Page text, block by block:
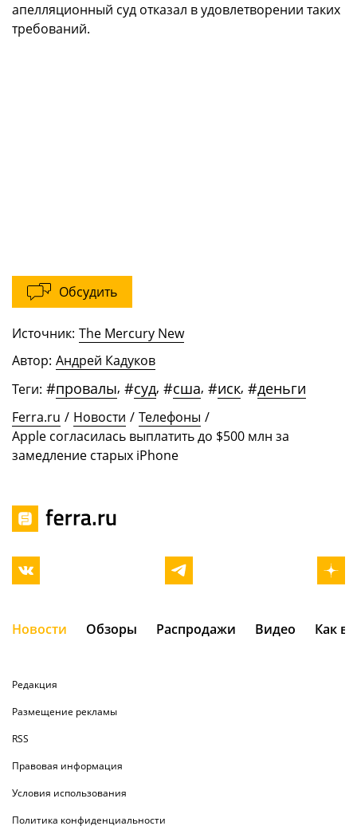
апелляционный суд отказал в удовлетворении таких
требований.
Обсудить
Источник: The Mercury New
Автор: Андрей Кадуков
Теги: #провалы, #суд, #сша, #иск, #деньги
Ferra.ru / Новости / Телефоны /
Apple согласилась выплатить до $500 млн за
замедление старых iPhone
Новости Обзоры Распродажи Видео Как
Редакция
Размещение рекламы
RSS
Правовая информация
Условия использования
Политика конфиденциальности